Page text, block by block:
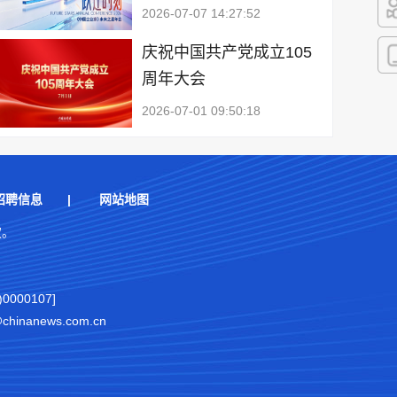
快
2026-07-07 14:27:52
庆祝中国共产党成立105
周年大会
2026-07-01 09:50:18
聘信息 | 网站地图